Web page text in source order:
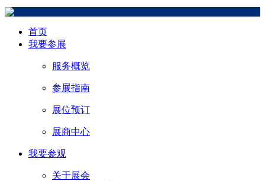
首页
我要参展
服务概览
参展指南
展位预订
展商中心
我要参观
关于展会